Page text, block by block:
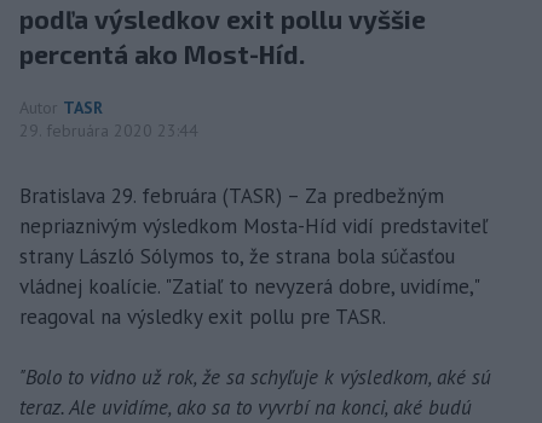
podľa výsledkov exit pollu vyššie
percentá ako Most-Híd.
Autor TASR
29. februára 2020 23:44
Bratislava 29. februára (TASR) – Za predbežným
nepriaznivým výsledkom Mosta-Híd vidí predstaviteľ
strany László Sólymos to, že strana bola súčasťou
vládnej koalície. "Zatiaľ to nevyzerá dobre, uvidíme,"
reagoval na výsledky exit pollu pre TASR.
"Bolo to vidno už rok, že sa schyľuje k výsledkom, aké sú
teraz. Ale uvidíme, ako sa to vyvrbí na konci, aké budú